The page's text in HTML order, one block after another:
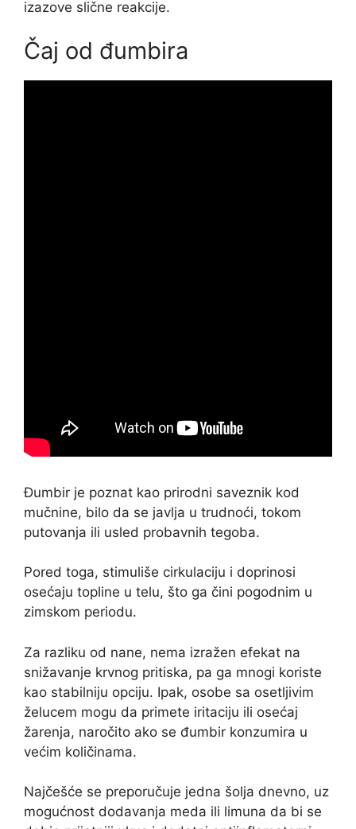
izazove slične reakcije.
Čaj od đumbira
Đumbir je poznat kao prirodni saveznik kod
mučnine, bilo da se javlja u trudnoći, tokom
putovanja ili usled probavnih tegoba.
Pored toga, stimuliše cirkulaciju i doprinosi
osećaju topline u telu, što ga čini pogodnim u
zimskom periodu.
Za razliku od nane, nema izražen efekat na
snižavanje krvnog pritiska, pa ga mnogi koriste
kao stabilniju opciju. Ipak, osobe sa osetljivim
želucem mogu da primete iritaciju ili osećaj
žarenja, naročito ako se đumbir konzumira u
većim količinama.
Najčešće se preporučuje jedna šolja dnevno, uz
mogućnost dodavanja meda ili limuna da bi se